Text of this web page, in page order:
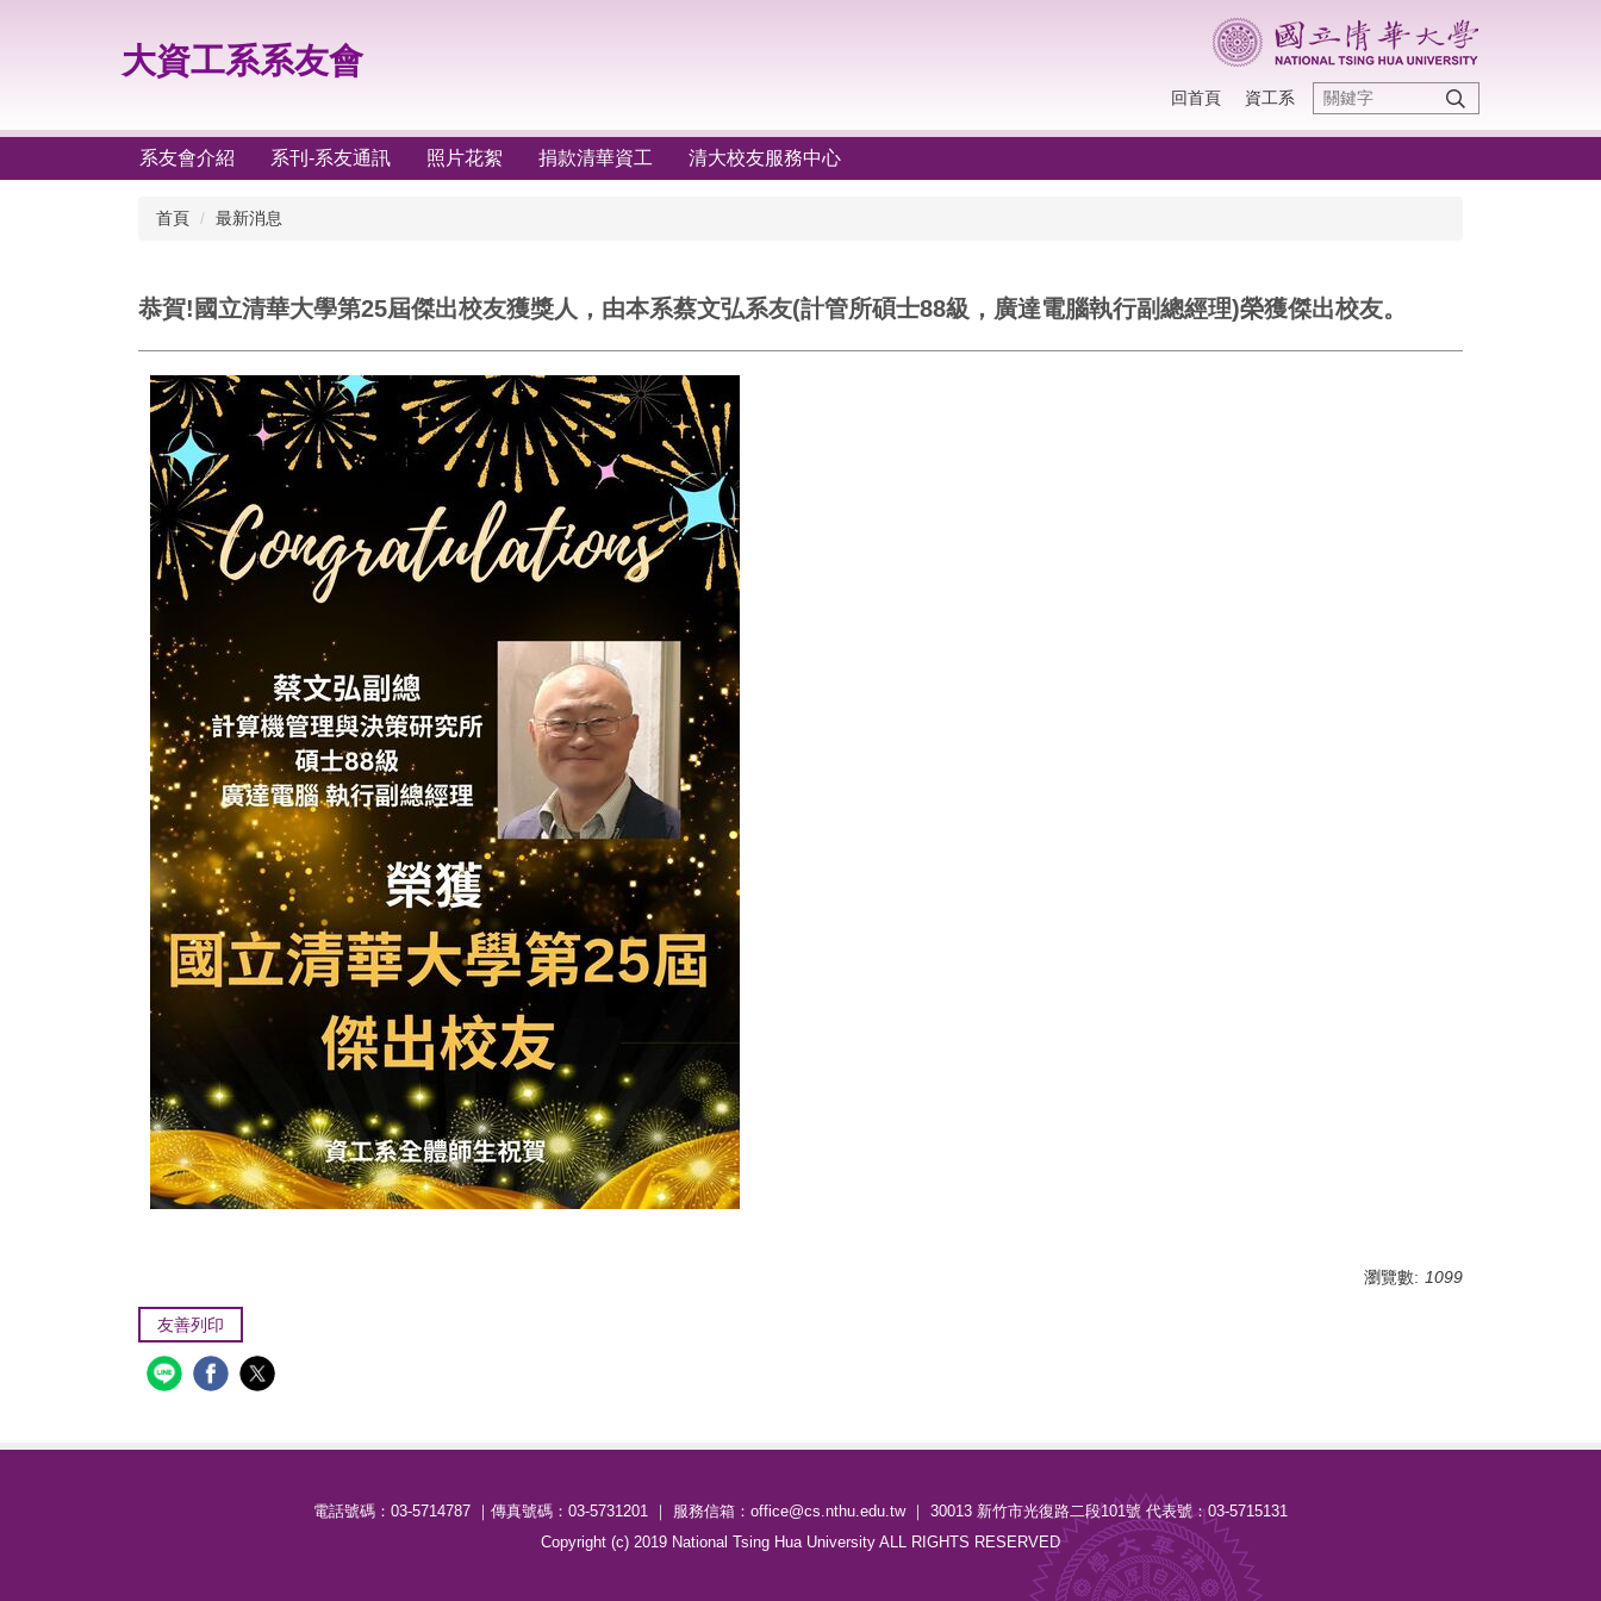
容
大資工系系友會
回首頁 資工系
系友會介紹 系刊-系友通訊 照片花絮 捐款清華資工 清大校友服務中心
首頁 最新消息
恭賀!國立清華大學第25屆傑出校友獲獎人，由本系蔡文弘系友(計管所碩士88級，廣達電腦執行副總經理)榮獲傑出校友。
瀏覽數: 1099
友善列印
電話號碼：03-5714787 ｜傳真號碼：03-5731201 ｜ 服務信箱：office@cs.nthu.edu.tw ｜ 30013 新竹市光復路二段101號 代表號：03-5715131
Copyright (c) 2019 National Tsing Hua University ALL RIGHTS RESERVED